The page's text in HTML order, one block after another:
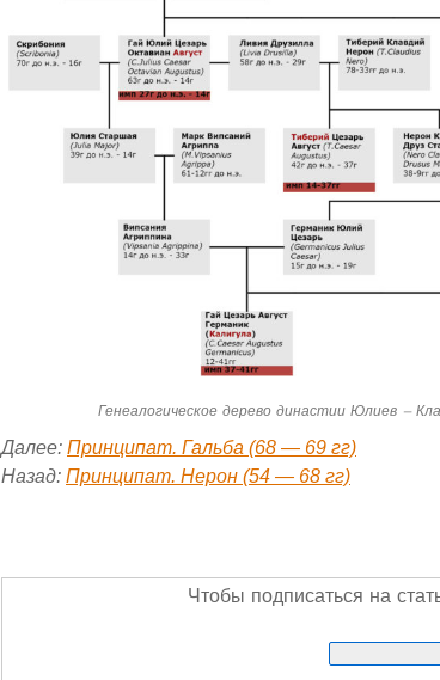
Генеалогическое дерево династии Юлиев —
Далее: Принципат. Гальба (68 — 69 гг)
Назад: Принципат. Нерон (54 — 68 гг)
Чтобы подписаться на